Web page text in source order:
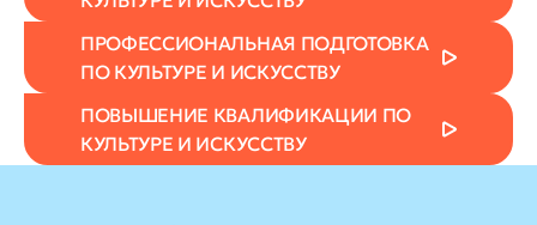
ПРОФЕССИОНАЛЬНАЯ ПОДГОТОВКА
ПО КУЛЬТУРЕ И ИСКУССТВУ
ПОВЫШЕНИЕ КВАЛИФИКАЦИИ ПО
КУЛЬТУРЕ И ИСКУССТВУ